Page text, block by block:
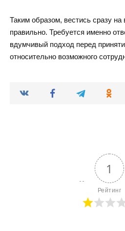
Таким образом, вестись сразу
правильно. Требуется именно
вдумчивый подход перед
относительно возможного
1
Рейтинг